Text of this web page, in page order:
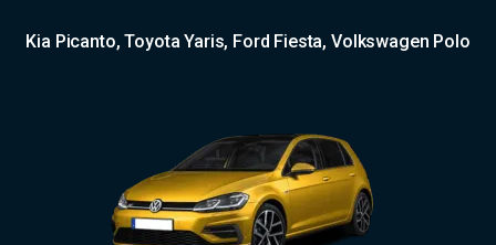
Kia Picanto, Toyota Yaris, Ford Fiesta, Volkswagen Polo